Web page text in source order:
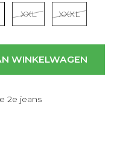
XXL XXXL
WINKELWAGEN
2e jeans